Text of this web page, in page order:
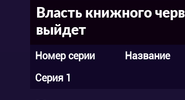
Власть книжного
выйдет
Номер серии Название
Серия 1